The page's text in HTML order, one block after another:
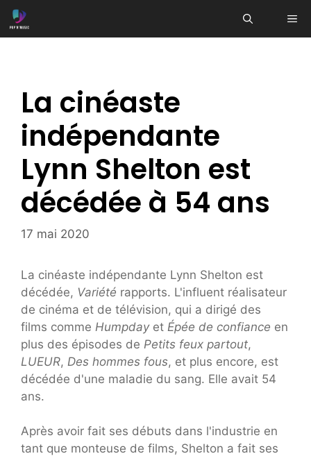
Aller
au
La cinéaste
indépendante
Lynn Shelton est
décédée à 54 ans
17 mai 2020
La cinéaste indépendante Lynn Shelton est
décédée, Variété rapports. L'influent réalisateur
de cinéma et de télévision, qui a dirigé des
films comme Humpdayet Épée de confiance en
plus des épisodes de Petits feux partout,
LUEUR, Des hommes fous, et plus encore, est
décédée d'une maladie du sang. Elle avait 54
ans.
Après avoir fait ses débuts dans l'industrie en
tant que monteuse de films, Shelton a fait ses